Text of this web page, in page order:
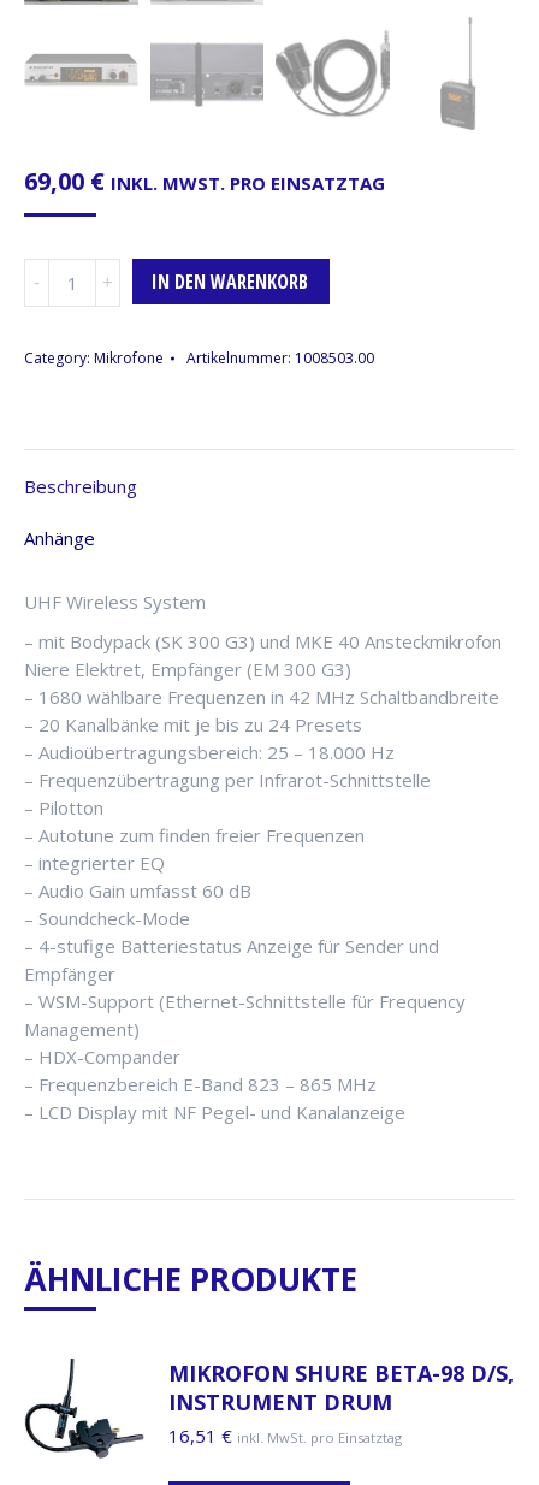
69,00 € INKL. MWST. PRO EINSATZTAG
322
x
&
inkl.
Empfängerstation
Menge
IN DEN WARENKORB
Category: Mikrofone Artikelnummer: 1008503.00
Beschreibung
Anhänge
UHF Wireless System
– mit Bodypack (SK 300 G3) und MKE 40 Ansteckmikrofon
Niere Elektret, Empfänger (EM 300 G3)
– 1680 wählbare Frequenzen in 42 MHz Schaltbandbreite
– 20 Kanalbänke mit je bis zu 24 Presets
– Audioübertragungsbereich: 25 – 18.000 Hz
– Frequenzübertragung per Infrarot-Schnittstelle
– Pilotton
– Autotune zum finden freier Frequenzen
– integrierter EQ
– Audio Gain umfasst 60 dB
– Soundcheck-Mode
– 4-stufige Batteriestatus Anzeige für Sender und
Empfänger
– WSM-Support (Ethernet-Schnittstelle für Frequency
Management)
– HDX-Compander
– Frequenzbereich E-Band 823 – 865 MHz
– LCD Display mit NF Pegel- und Kanalanzeige
ÄHNLICHE PRODUKTE
MIKROFON SHURE BETA-98 D/S,
INSTRUMENT DRUM
16,51 € inkl. MwSt. pro Einsatztag